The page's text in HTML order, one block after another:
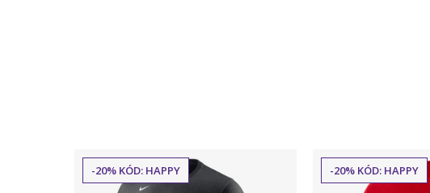
-20% KÓD: HAPPY -20% KÓD: HAPPY